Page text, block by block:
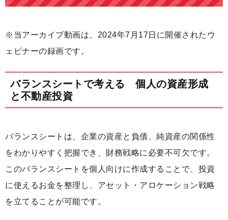
※当アーカイブ動画は、2024年7月17日に開催されたウ
ェビナーの録画です。
バランスシートで考える 個人の資産形成
と不動産投資
バランスシートは、企業の資産と負債、純資産の関係性
をわかりやすく把握でき、財務戦略に必要不可欠です。
このバランスシートを個人向けに作成することで、投資
に使えるお金を整理し、アセット・アロケーション戦略
を立てることが可能です。